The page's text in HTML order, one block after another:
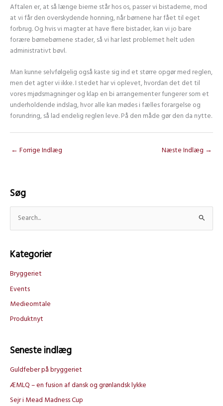
Aftalen er, at så længe bierne står hos os, passer vi bistaderne, mod
at vi får den overskydende honning, når børnene har fået til eget
forbrug. Og hvis vi magter at have flere bistader, kan vi jo bare
forære børnebørnene stader, så vi har løst problemet helt uden
administrativt bøvl.
Man kunne selvfølgelig også kaste sig ind et større opgør med reglen,
men det agter vi ikke. I stedet har vi oplevet, hvordan det det til
vores mjødsmagninger og klap en bi arrangementer fungerer som et
underholdende indslag, hvor alle kan mødes i fælles forargelse og
forundring, så lad endelig reglen leve. På den måde gør den da nytte.
← Forrige Indlæg Næste Indlæg →
Søg
e
e
r
:
Kategorier
Bryggeriet
Events
Medieomtale
Produktnyt
Seneste indlæg
Guldfeber på bryggeriet
ÆMLQ – en fusion af dansk og grønlandsk lykke
Sejr i Mead Madness Cup